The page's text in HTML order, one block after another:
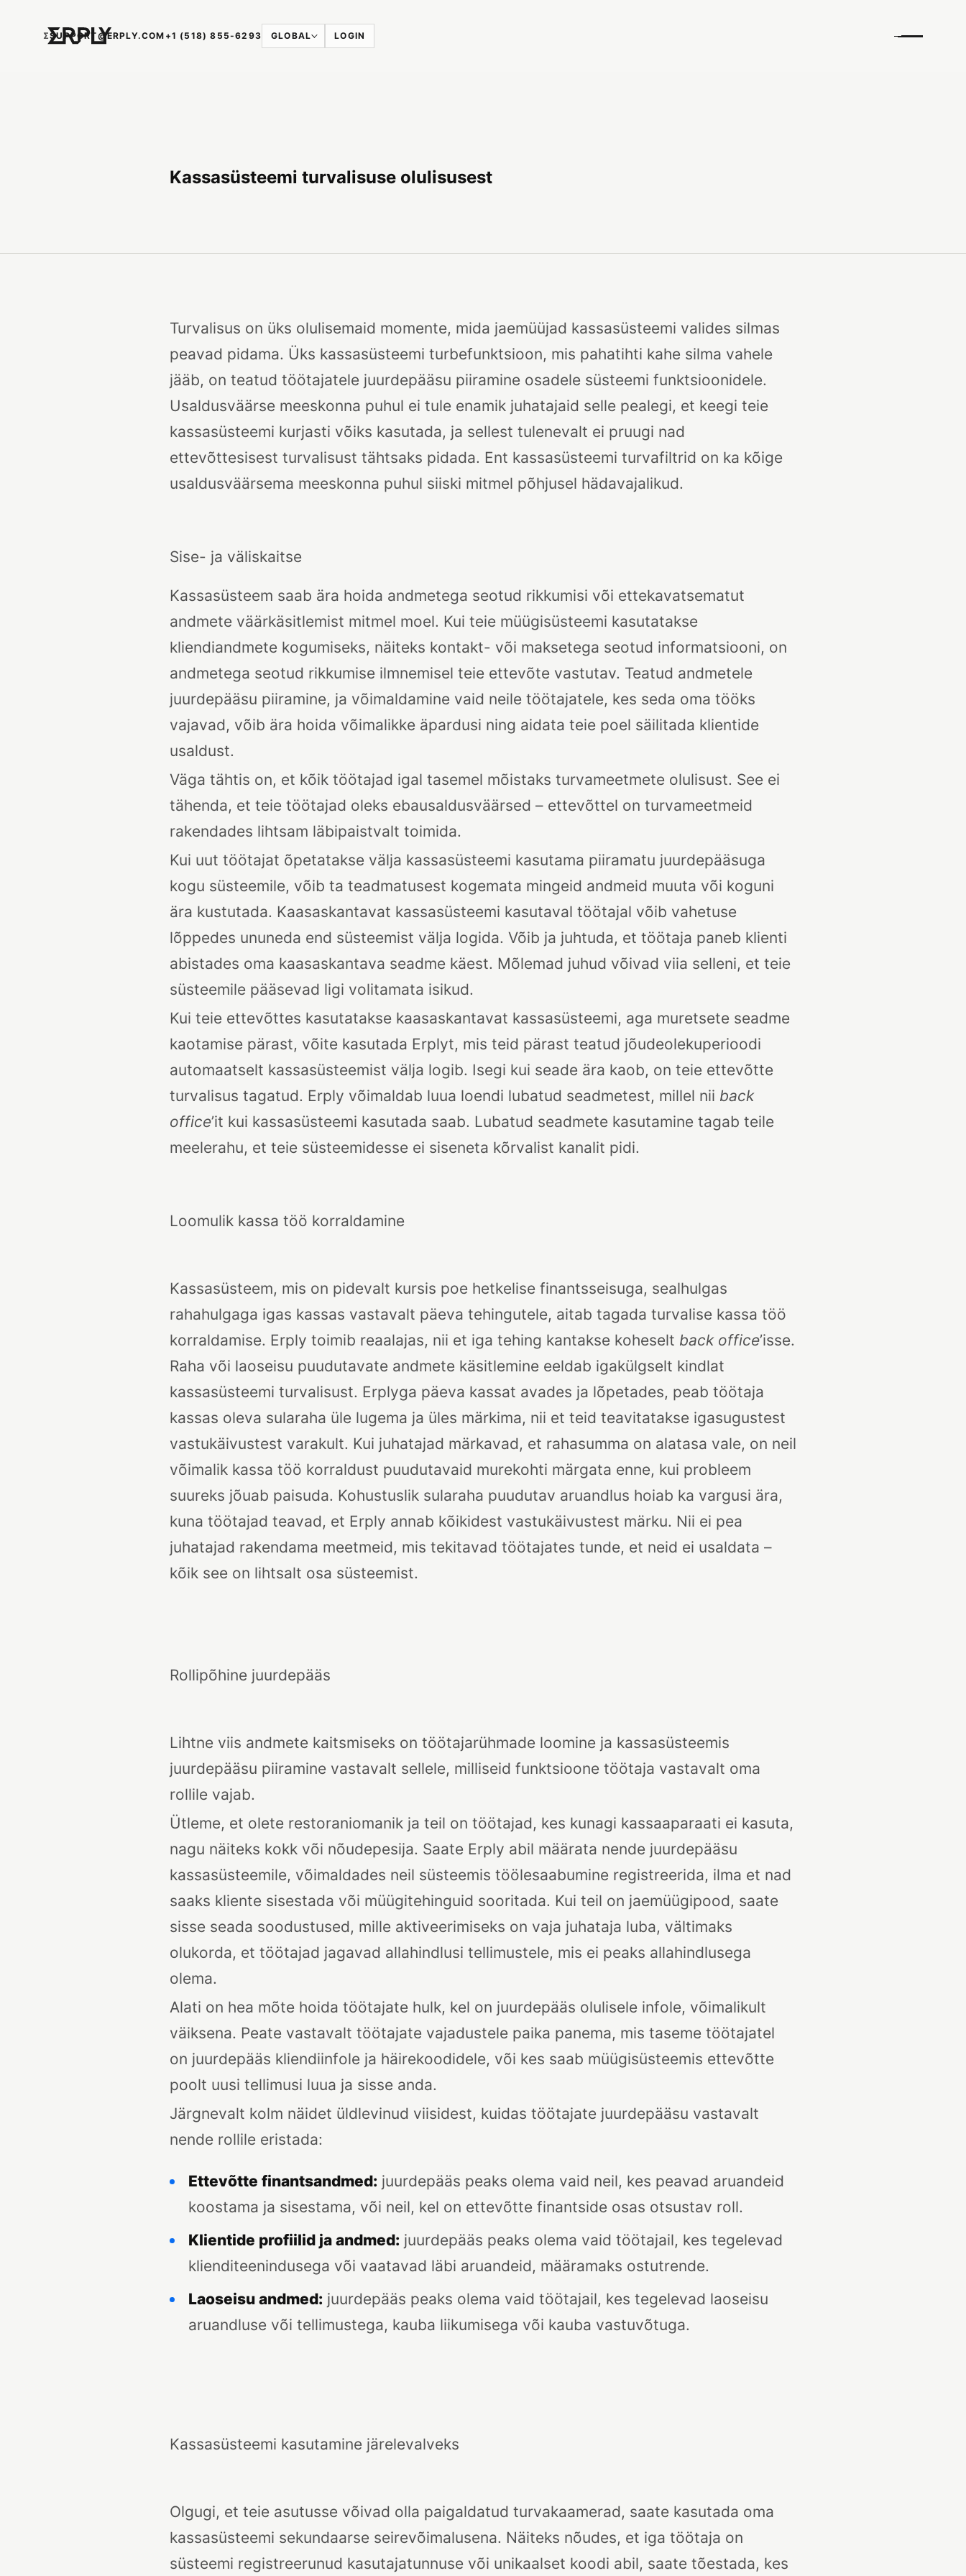
ƩSUPPORT@ERPLY.COM +1 (518) 855-6293 GLOBAL LOGIN
Kassasüsteemi turvalisuse olulisusest
Turvalisus on üks olulisemaid momente, mida jaemüüjad kassasüsteemi valides silmas
peavad pidama. Üks kassasüsteemi turbefunktsioon, mis pahatihti kahe silma vahele
jääb, on teatud töötajatele juurdepääsu piiramine osadele süsteemi funktsioonidele.
Usaldusväärse meeskonna puhul ei tule enamik juhatajaid selle pealegi, et keegi teie
kassasüsteemi kurjasti võiks kasutada, ja sellest tulenevalt ei pruugi nad
ettevõttesisest turvalisust tähtsaks pidada. Ent kassasüsteemi turvafiltrid on ka kõige
usaldusväärsema meeskonna puhul siiski mitmel põhjusel hädavajalikud.
Sise- ja väliskaitse
Kassasüsteem saab ära hoida andmetega seotud rikkumisi või ettekavatsematut
andmete väärkäsitlemist mitmel moel. Kui teie müügisüsteemi kasutatakse
kliendiandmete kogumiseks, näiteks kontakt- või maksetega seotud informatsiooni, on
andmetega seotud rikkumise ilmnemisel teie ettevõte vastutav. Teatud andmetele
juurdepääsu piiramine, ja võimaldamine vaid neile töötajatele, kes seda oma tööks
vajavad, võib ära hoida võimalikke äpardusi ning aidata teie poel säilitada klientide
usaldust.
Väga tähtis on, et kõik töötajad igal tasemel mõistaks turvameetmete olulisust. See ei
tähenda, et teie töötajad oleks ebausaldusväärsed – ettevõttel on turvameetmeid
rakendades lihtsam läbipaistvalt toimida.
Kui uut töötajat õpetatakse välja kassasüsteemi kasutama piiramatu juurdepääsuga
kogu süsteemile, võib ta teadmatusest kogemata mingeid andmeid muuta või koguni
ära kustutada. Kaasaskantavat kassasüsteemi kasutaval töötajal võib vahetuse
lõppedes ununeda end süsteemist välja logida. Võib ja juhtuda, et töötaja paneb klienti
abistades oma kaasaskantava seadme käest. Mõlemad juhud võivad viia selleni, et teie
süsteemile pääsevad ligi volitamata isikud.
Kui teie ettevõttes kasutatakse kaasaskantavat kassasüsteemi, aga muretsete seadme
kaotamise pärast, võite kasutada Erplyt, mis teid pärast teatud jõudeolekuperioodi
automaatselt kassasüsteemist välja logib. Isegi kui seade ära kaob, on teie ettevõtte
turvalisus tagatud. Erply võimaldab luua loendi lubatud seadmetest, millel nii back
office’it kui kassasüsteemi kasutada saab. Lubatud seadmete kasutamine tagab teile
meelerahu, et teie süsteemidesse ei siseneta kõrvalist kanalit pidi.
Loomulik kassa töö korraldamine
Kassasüsteem, mis on pidevalt kursis poe hetkelise finantsseisuga, sealhulgas
rahahulgaga igas kassas vastavalt päeva tehingutele, aitab tagada turvalise kassa töö
korraldamise. Erply toimib reaalajas, nii et iga tehing kantakse koheselt back office’isse.
Raha või laoseisu puudutavate andmete käsitlemine eeldab igakülgselt kindlat
kassasüsteemi turvalisust. Erplyga päeva kassat avades ja lõpetades, peab töötaja
kassas oleva sularaha üle lugema ja üles märkima, nii et teid teavitatakse igasugustest
vastukäivustest varakult. Kui juhatajad märkavad, et rahasumma on alatasa vale, on neil
võimalik kassa töö korraldust puudutavaid murekohti märgata enne, kui probleem
suureks jõuab paisuda. Kohustuslik sularaha puudutav aruandlus hoiab ka vargusi ära,
kuna töötajad teavad, et Erply annab kõikidest vastukäivustest märku. Nii ei pea
juhatajad rakendama meetmeid, mis tekitavad töötajates tunde, et neid ei usaldata –
kõik see on lihtsalt osa süsteemist.
Rollipõhine juurdepääs
Lihtne viis andmete kaitsmiseks on töötajarühmade loomine ja kassasüsteemis
juurdepääsu piiramine vastavalt sellele, milliseid funktsioone töötaja vastavalt oma
rollile vajab.
Ütleme, et olete restoraniomanik ja teil on töötajad, kes kunagi kassaaparaati ei kasuta,
nagu näiteks kokk või nõudepesija. Saate Erply abil määrata nende juurdepääsu
kassasüsteemile, võimaldades neil süsteemis töölesaabumine registreerida, ilma et nad
saaks kliente sisestada või müügitehinguid sooritada. Kui teil on jaemüügipood, saate
sisse seada soodustused, mille aktiveerimiseks on vaja juhataja luba, vältimaks
olukorda, et töötajad jagavad allahindlusi tellimustele, mis ei peaks allahindlusega
olema.
Alati on hea mõte hoida töötajate hulk, kel on juurdepääs olulisele infole, võimalikult
väiksena. Peate vastavalt töötajate vajadustele paika panema, mis taseme töötajatel
on juurdepääs kliendiinfole ja häirekoodidele, või kes saab müügisüsteemis ettevõtte
poolt uusi tellimusi luua ja sisse anda.
Järgnevalt kolm näidet üldlevinud viisidest, kuidas töötajate juurdepääsu vastavalt
nende rollile eristada:
Ettevõtte finantsandmed: juurdepääs peaks olema vaid neil, kes peavad aruandeid
koostama ja sisestama, või neil, kel on ettevõtte finantside osas otsustav roll.
Klientide profiilid ja andmed: juurdepääs peaks olema vaid töötajail, kes tegelevad
klienditeenindusega või vaatavad läbi aruandeid, määramaks ostutrende.
Laoseisu andmed: juurdepääs peaks olema vaid töötajail, kes tegelevad laoseisu
aruandluse või tellimustega, kauba liikumisega või kauba vastuvõtuga.
Kassasüsteemi kasutamine järelevalveks
Olgugi, et teie asutusse võivad olla paigaldatud turvakaamerad, saate kasutada oma
kassasüsteemi sekundaarse seirevõimalusena. Näiteks nõudes, et iga töötaja on
süsteemi registreerunud kasutajatunnuse või unikaalset koodi abil, saate tõestada, kes